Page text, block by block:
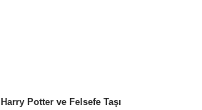
Harry Potter ve Felsefe Taşı